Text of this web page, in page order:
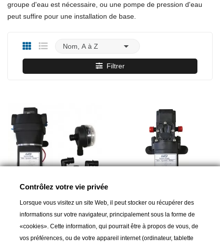
groupe d'eau est nécessaire, ou une pompe de pression d'eau
peut suffire pour une installation de base.
Nom, A à Z 
Filtrer
PLASTIMO
Groupe d'eau 12 volts
189,00 CHF
LALIZAS
Pompe groupe d'eau 12v
79,00 CHF
Contrôlez votre vie privée
Lorsque vous visitez un site Web, il peut stocker ou récupérer des
informations sur votre navigateur, principalement sous la forme de
«cookies». Cette information, qui pourrait être à propos de vous, de
vos préférences, ou de votre appareil internet (ordinateur, tablette